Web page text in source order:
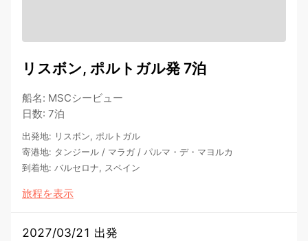
リスボン, ポルトガル発 7泊
船名: MSCシービュー
日数: 7泊
出発地: リスボン, ポルトガル
寄港地: タンジール / マラガ / パルマ・デ・マヨルカ
到着地: バルセロナ, スペイン
旅程を表示
2027/03/21 出発